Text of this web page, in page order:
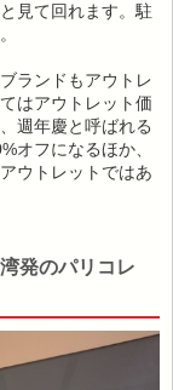
見て回れます。駐
ランドもアウトレ
はアウトレット価
週年慶と呼ばれる
オフになるほか、
ウトレットではあ
発のパリコレ